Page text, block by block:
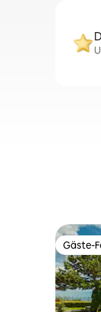
Gäste-
Gäste-